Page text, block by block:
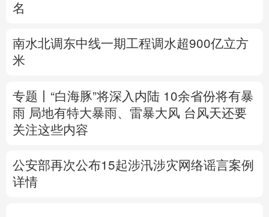
名
南水北调东中线一期工程调水超900亿立方
米
专题丨 “白海豚”将深入内陆 10余省份将有暴
雨 局地有特大暴雨、雷暴大风 台风天还要
关注这些内容
公安部再次公布15起涉汛涉灾网络谣言案例
详情